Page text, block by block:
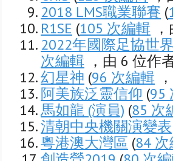
2018 LMS職業聯賽 (
R1SE (105 次編輯
2022年國際足協世
次編輯 ，由 6 位作
幻星神 (96 次編輯
阿美族泛靈信仰 (95
馬如龍 (演員) (85 次
清朝中央機關演變表
粵港澳大灣區 (84